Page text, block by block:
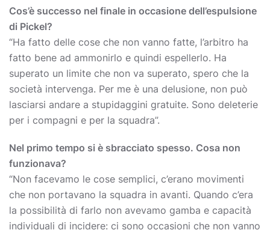
Cos’è successo nel finale in occasione dell’espulsione
di Pickel?
“Ha fatto delle cose che non vanno fatte, l’arbitro ha
fatto bene ad ammonirlo e quindi espellerlo. Ha
superato un limite che non va superato, spero che la
società intervenga. Per me è una delusione, non può
lasciarsi andare a stupidaggini gratuite. Sono deleterie
per i compagni e per la squadra”.
Nel primo tempo si è sbracciato spesso. Cosa non
funzionava?
“Non facevamo le cose semplici, c’erano movimenti
che non portavano la squadra in avanti. Quando c’era
la possibilità di farlo non avevamo gamba e capacità
individuali di incidere: ci sono occasioni che non vanno